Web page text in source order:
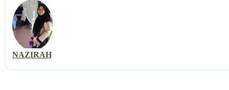
NAZIRAH